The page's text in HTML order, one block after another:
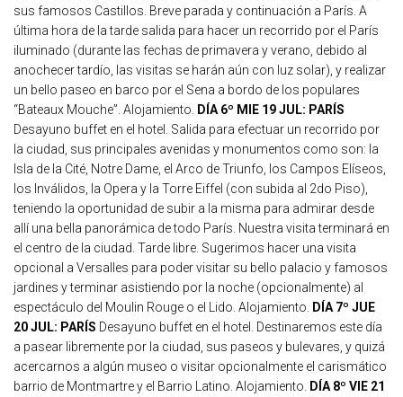
sus famosos Castillos. Breve parada y continuación a París. A
última hora de la tarde salida para hacer un recorrido por el París
iluminado (durante las fechas de primavera y verano, debido al
anochecer tardío, las visitas se harán aún con luz solar), y realizar
un bello paseo en barco por el Sena a bordo de los populares
“Bateaux Mouche”. Alojamiento.
DÍA 6º MIE 19 JUL: PARÍS
Desayuno buffet en el hotel. Salida para efectuar un recorrido por
la ciudad, sus principales avenidas y monumentos como son: la
Isla de la Cité, Notre Dame, el Arco de Triunfo, los Campos Elíseos,
los Inválidos, la Opera y la Torre Eiffel (con subida al 2do Piso),
teniendo la oportunidad de subir a la misma para admirar desde
allí una bella panorámica de todo París. Nuestra visita terminará en
el centro de la ciudad. Tarde libre. Sugerimos hacer una visita
opcional a Versalles para poder visitar su bello palacio y famosos
jardines y terminar asistiendo por la noche (opcionalmente) al
espectáculo del Moulin Rouge o el Lido. Alojamiento.
DÍA 7º JUE
20 JUL: PARÍS Desayuno buffet en el hotel. Destinaremos este día
a pasear libremente por la ciudad, sus paseos y bulevares, y quizá
acercarnos a algún museo o visitar opcionalmente el carismático
barrio de Montmartre y el Barrio Latino. Alojamiento.
DÍA 8º VIE 21